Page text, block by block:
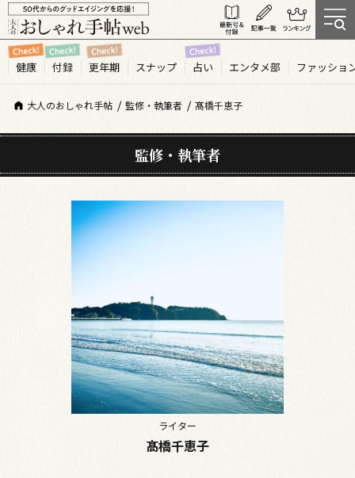
健康 付録 更年期 スナップ 占い エンタメ部 ファッショ
大人のおしゃれ手帖 監修・執筆者 髙橋千恵子
監修・執筆者
ライター
髙橋千恵子